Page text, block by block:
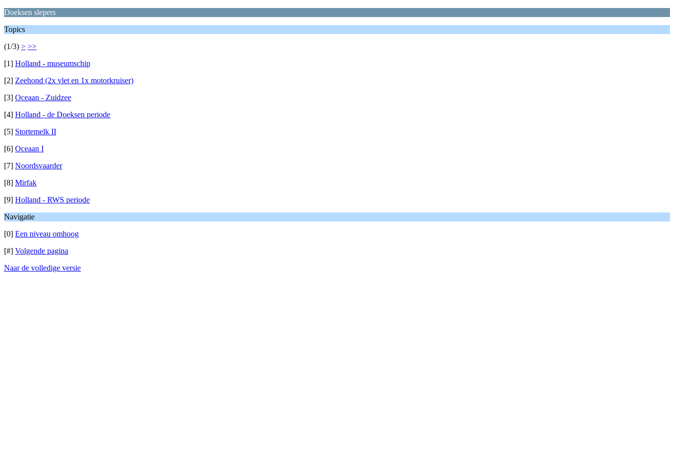
Doeksen slepers
Topics
(1/3) > >>
[1] Holland - museumschip
[2] Zeehond (2x vlet en 1x motorkruiser)
[3] Oceaan - Zuidzee
[4] Holland - de Doeksen periode
[5] Stortemelk II
[6] Oceaan I
[7] Noordsvaarder
[8] Mirfak
[9] Holland - RWS periode
Navigatie
[0] Een niveau omhoog
[#] Volgende pagina
Naar de volledige versie